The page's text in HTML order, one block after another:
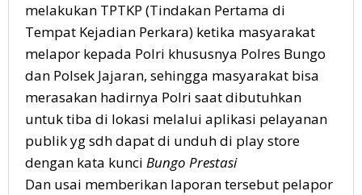
melakukan TPTKP (Tindakan Pertama di
Tempat Kejadian Perkara) ketika masyarakat
melapor kepada Polri khususnya Polres Bungo
dan Polsek Jajaran, sehingga masyarakat bisa
merasakan hadirnya Polri saat dibutuhkan
untuk tiba di lokasi melalui aplikasi pelayanan
publik yg sdh dapat di unduh di play store
dengan kata kunci Bungo Prestasi
Dan usai memberikan laporan tersebut pelapor